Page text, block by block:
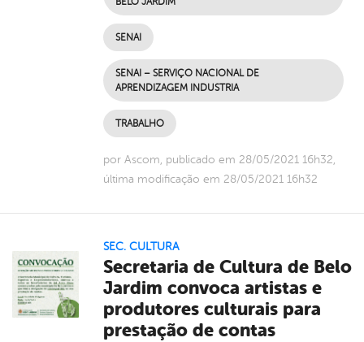
SENAI
SENAI – SERVIÇO NACIONAL DE
APRENDIZAGEM INDUSTRIA
TRABALHO
por Ascom, publicado em 28/05/2021 16h32,
última modificação em 28/05/2021 16h32
SEC. CULTURA
Secretaria de Cultura de Belo
Jardim convoca artistas e
produtores culturais para
prestação de contas